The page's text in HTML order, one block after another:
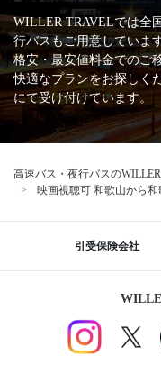
WILLER TRAVELでは全
行バスもご用意していま
格安・最安値料金でのご
快適なプランをお探しく
にて受け付けています。
高速バス・夜行バスの
映画視聴可 和歌山から
引受保険会社